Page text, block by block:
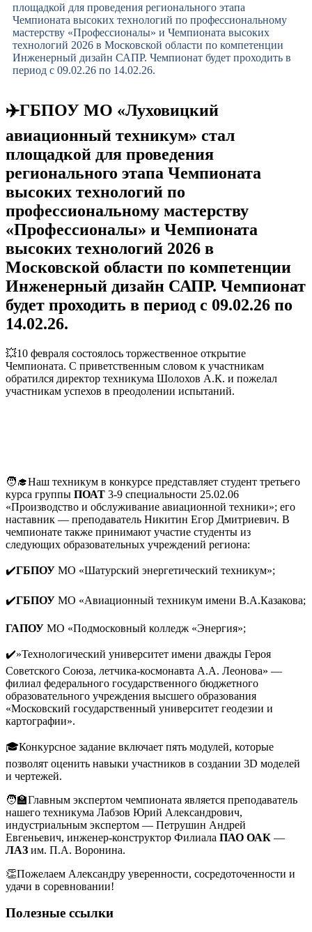
площадкой для проведения регионального этапа
Чемпионата высоких технологий по профессиональному
мастерству «Профессионалы» и Чемпионата высоких
технологий 2026 в Московской области по компетенции
Инженерный дизайн САПР. Чемпионат будет проходить в
период с 09.02.26 по 14.02.26.
✈️ГБПОУ МО «Луховицкий
авиационный техникум» стал
площадкой для проведения
регионального этапа Чемпионата
высоких технологий по
профессиональному мастерству
«Профессионалы» и Чемпионата
высоких технологий 2026 в
Московской области по компетенции
Инженерный дизайн САПР. Чемпионат
будет проходить в период с 09.02.26 по
14.02.26.
💥10 февраля состоялось торжественное открытие
Чемпионата. С приветственным словом к участникам
обратился директор техникума Шолохов А.К. и пожелал
участникам успехов в преодолении испытаний.
🧑‍🎓Наш техникум в конкурсе представляет студент третьего
курса группы ПОАТ 3-9 специальности 25.02.06
«Производство и обслуживание авиационной техники»; его
наставник — преподаватель Никитин Егор Дмитриевич. В
чемпионате также принимают участие студенты из
следующих образовательных учреждений региона:
✔️ГБПОУ МО «Шатурский энергетический техникум»;
✔️ГБПОУ МО «Авиационный техникум имени В.А.Казакова;
ГАПОУ МО «Подмосковный колледж «Энергия»;
✔️»Технологический университет имени дважды Героя
Советского Союза, летчика-космонавта А.А. Леонова» —
филиал федерального государственного бюджетного
образовательного учреждения высшего образования
«Московский государственный университет геодезии и
картографии».
🎓Конкурсное задание включает пять модулей, которые
позволят оценить навыки участников в создании 3D моделей
и чертежей.
🧑‍🏫Главным экспертом чемпионата является преподаватель
нашего техникума Лабзов Юрий Александрович,
индустриальным экспертом — Петрушин Андрей
Евгеньевич, инженер-конструктор Филиала ПАО ОАК —
ЛАЗ им. П.А. Воронина.
👏Пожелаем Александру уверенности, сосредоточенности и
удачи в соревновании!
Полезные ссылки